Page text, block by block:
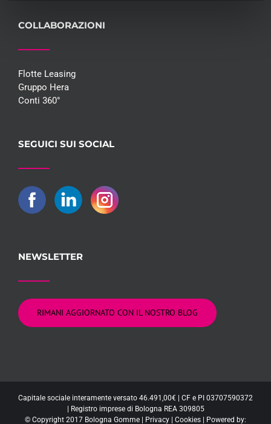
COLLABORAZIONI
Flotte Leasing
Gruppo Hera
Conti 360°
SEGUICI SUI SOCIAL
NEWSLETTER
RIMANI AGGIORNATO CON IL NOSTRO BLOG
Capitale sociale interamente versato 46.491,00€ | CF e PI 03707590372
| Registro imprese di Bologna REA 309805
© Copyright 2017 Bologna Gomme | Privacy | Cookies | Powered by: